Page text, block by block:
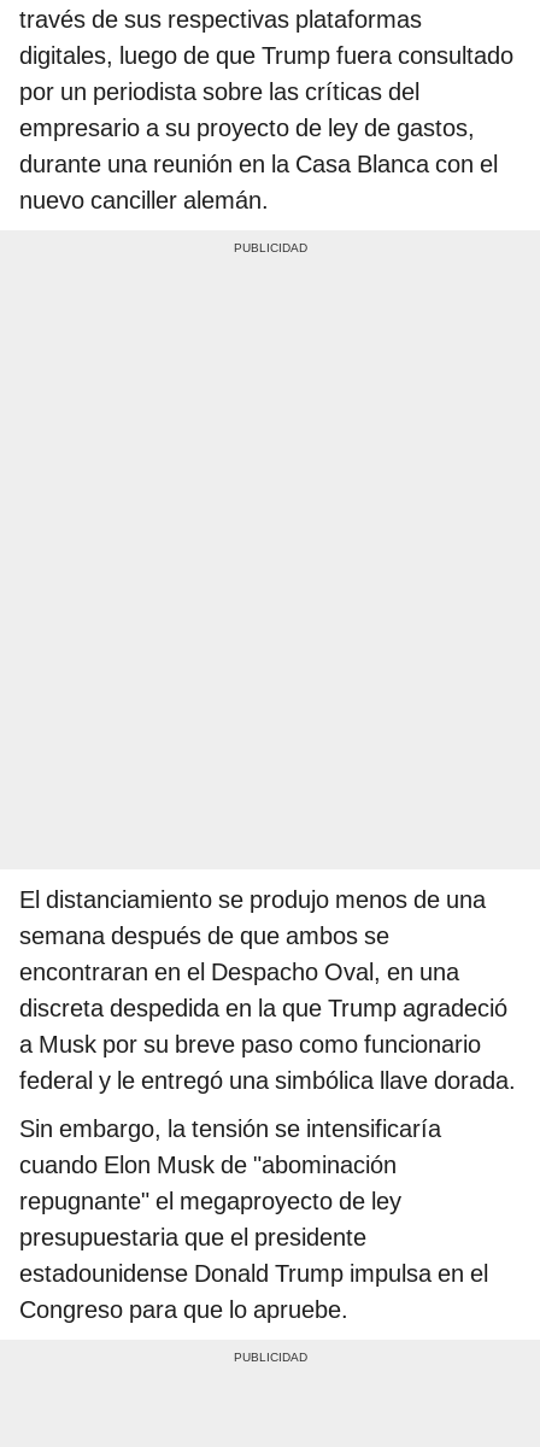
través de sus respectivas plataformas
digitales, luego de que Trump fuera consultado
por un periodista sobre las críticas del
empresario a su proyecto de ley de gastos,
durante una reunión en la Casa Blanca con el
nuevo canciller alemán.
El distanciamiento se produjo menos de una
semana después de que ambos se
encontraran en el Despacho Oval, en una
discreta despedida en la que Trump agradeció
a Musk por su breve paso como funcionario
federal y le entregó una simbólica llave dorada.
Sin embargo, la tensión se intensificaría
cuando Elon Musk de "abominación
repugnante" el megaproyecto de ley
presupuestaria que el presidente
estadounidense Donald Trump impulsa en el
Congreso para que lo apruebe.